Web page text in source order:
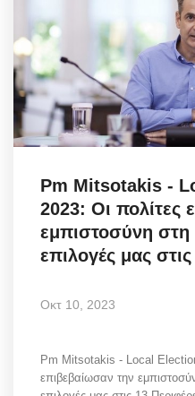
Pm Mitsotakis -
2023: Οι πολίτες
εμπιστοσύνη στη
επιλογές μας
Οκτ 10, 2023
Pm Mitsotakis - Local
επιβεβαίωσαν την